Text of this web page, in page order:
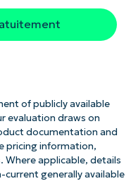
of publicly available
evaluation draws on
documentation and
pricing information,
Where applicable, details
current generally available